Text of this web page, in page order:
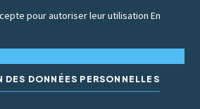
pour autoriser leur utilisationEn
DONNÉES PERSONNELLES